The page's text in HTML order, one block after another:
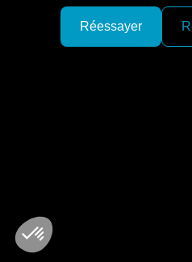
Réessayer